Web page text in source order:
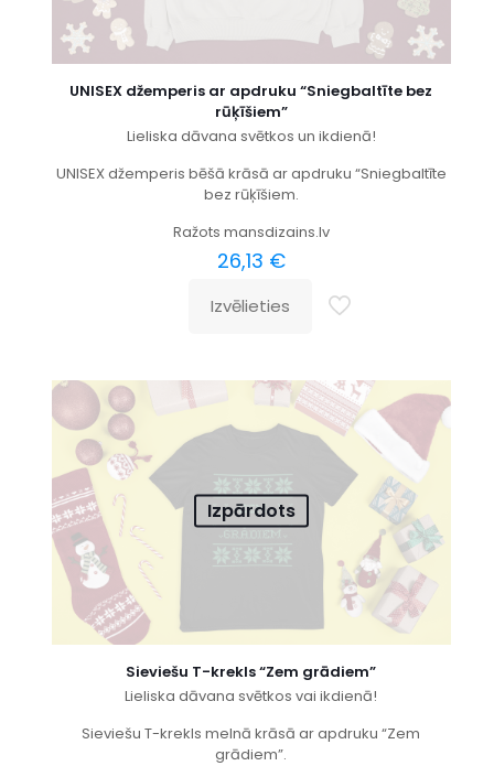
UNISEX džemperis ar apdruku “Sniegbaltīte bez
rūķīšiem”
Lieliska dāvana svētkos un ikdienā!
UNISEX džemperis bēšā krāsā ar apdruku “Sniegbaltīte
bez rūķīšiem.
Ražots mansdizains.lv
26,13 €
Izvēlieties
Izpārdots
Sieviešu T-krekls “Zem grādiem”
Lieliska dāvana svētkos vai ikdienā!
Sieviešu T-krekls melnā krāsā ar apdruku “Zem
grādiem”.